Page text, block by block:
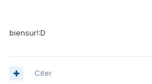
biensur!:D
Citer